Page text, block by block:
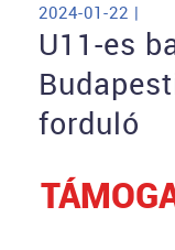
2024-01-22 |
U11-es
forduló